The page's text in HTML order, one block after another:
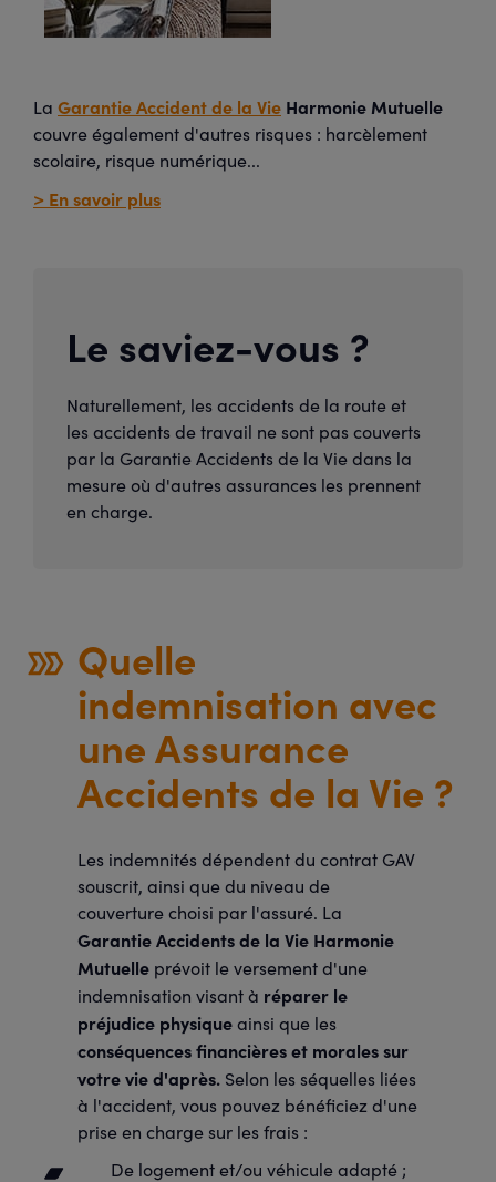
La Garantie Accident de la Vie Harmonie Mutuelle
couvre également d'autres risques : harcèlement
scolaire, risque numérique...
> En savoir plus
Le saviez-vous ?
Naturellement, les accidents de la route et
les accidents de travail ne sont pas couverts
par la Garantie Accidents de la Vie dans la
mesure où d'autres assurances les prennent
en charge.
Quelle
indemnisation avec
une Assurance
Accidents de la Vie ?
Les indemnités dépendent du contrat GAV
souscrit, ainsi que du niveau de
couverture choisi par l'assuré. La
Garantie Accidents de la Vie Harmonie
Mutuelle prévoit le versement d'une
indemnisation visant à réparer le
préjudice physiqueainsi que les
conséquences financières et morales sur
votre vie d'après. Selon les séquelles liées
à l'accident, vous pouvez bénéficiez d'une
prise en charge sur les frais :
De logement et/ou véhicule adapté ;